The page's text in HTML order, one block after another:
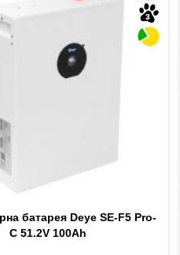
батарея Deye SE-F5 Pro-
C 51.2V 100Ah